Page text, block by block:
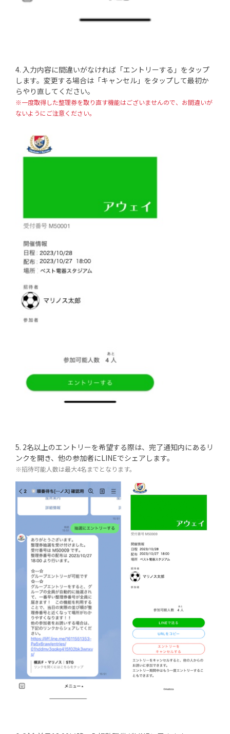
4. 入力内容に間違いがなければ「エントリーする」をタップ
します。変更する場合は「キャンセル」をタップして最初か
らやり直してください。
※一度取得した整理券を取り直す機能はございませんので、お間違いが
ないようにご注意ください。
5. 2名以上のエントリーを希望する際は、完了通知内にあるリ
ンクを開き、他の参加者にLINEでシェアします。
※招待可能人数は最大4名までとなります。